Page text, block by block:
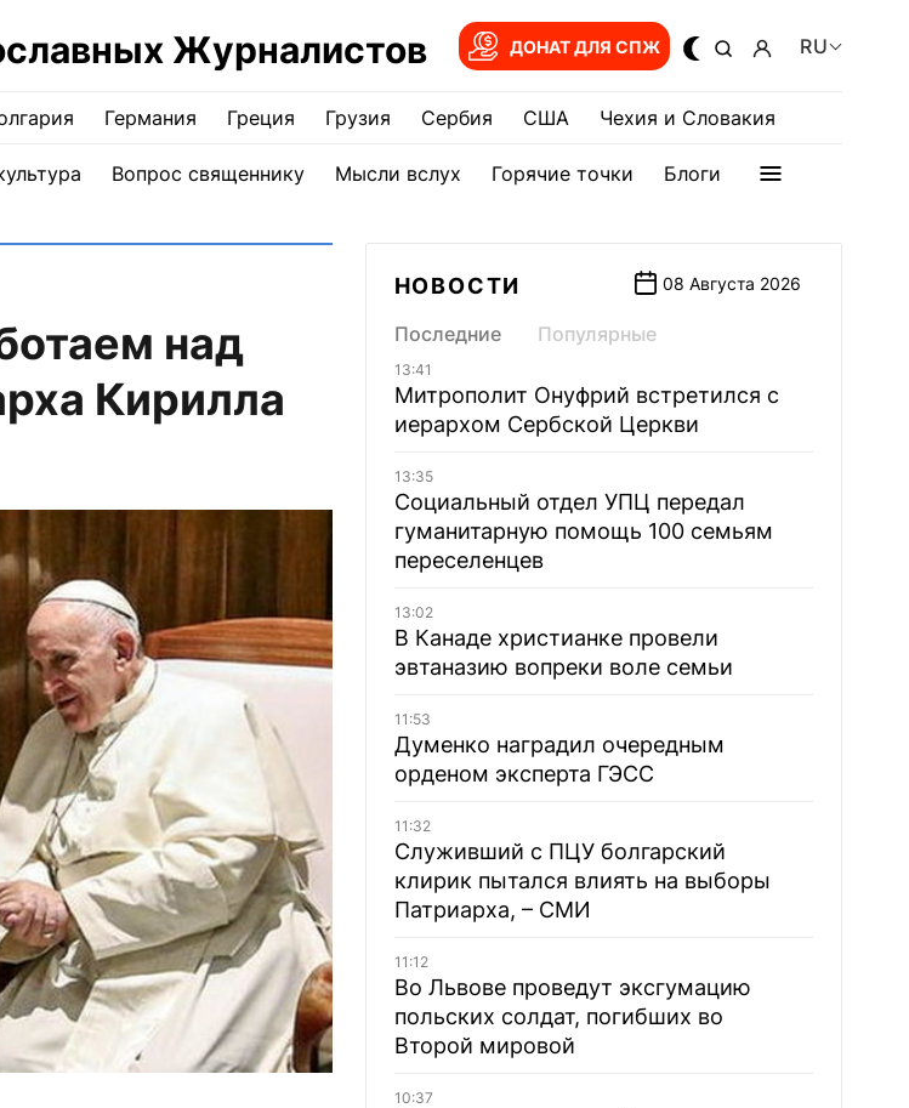
Журналистов ДОНАТ ДЛЯ СПЖ RU
Германия Греция Грузия Сербия США Чехия и Словакия
Вопрос священнику Мысли вслух Горячие точки Блоги
над
Кирилла
НОВОСТИ 08 Августа 2026
Последние Популярные
13:41
Митрополит Онуфрий встретился с
иерархом Сербской Церкви
13:35
Социальный отдел УПЦ передал
гуманитарную помощь 100 семьям
переселенцев
13:02
В Канаде христианке провели
эвтаназию вопреки воле семьи
11:53
Думенко наградил очередным
орденом эксперта ГЭСС
11:32
Служивший с ПЦУ болгарский
клирик пытался влиять на выборы
Патриарха, – СМИ
11:12
Во Львове проведут эксгумацию
польских солдат, погибших во
Второй мировой
10:37